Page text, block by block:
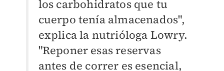
los carbohidratos que tu
cuerpo tenía almacenados",
explica la nutrióloga Lowry.
"Reponer esas reservas
antes de correr es esencial,